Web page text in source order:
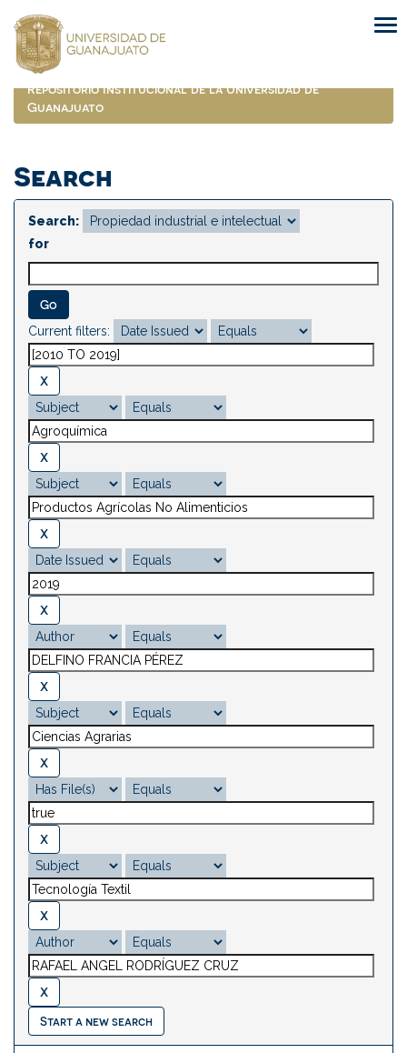
navigation
Repositorio Institucional de la Universidad de
Guanajuato
Search
Search:
for
Current filters:
Start a new search